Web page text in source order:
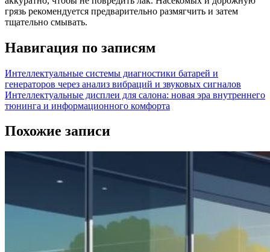
грязь рекомендуется предварительно размягчить и затем
тщательно смывать.
Навигация по записям
Интеллектуальные системы диагностики батарей и
генераторов через анализ вибраций и звуковых сигналов
Интеллектуальные дисплеи для салона: новая эра внутреннего
тюнинга и информационного комфорта
Похожие записи